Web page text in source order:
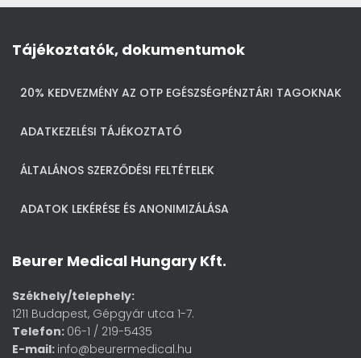
Tájékoztatók, dokumentumok
20% KEDVEZMÉNY AZ OTP EGÉSZSÉGPÉNZTÁRI TAGOKNAK
ADATKEZELÉSI TÁJÉKOZTATÓ
ÁLTALÁNOS SZERZŐDÉSI FELTÉTELEK
ADATOK LEKÉRÉSE ÉS ANONIMIZÁLÁSA
Beurer Medical Hungary Kft.
Székhely/telephely:
1211 Budapest, Gépgyár utca 1-7.
Telefon: 06-1 / 219-5435
E-mail: info@beurermedical.hu